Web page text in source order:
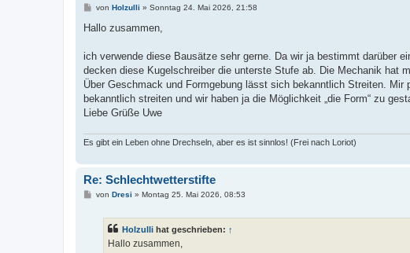
B
i
a
von Holzulli » Sonntag 24. Mai 2026, 21:58
Hallo zusammen,
ich verwende diese Bausätze sehr gerne. Da wir ja bestimmt darüber
decken diese Kugelschreiber die unterste Stufe ab. Die Mechanik hat
Über Geschmack und Formgebung lässt sich bekanntlich Streiten.
bekanntlich streiten und wir haben ja die Möglichkeit „die Form“ zu
Liebe Grüße Uwe
Es gibt ein Leben ohne Drechseln, aber es ist sinnlos! (Frei nach Loriot)
Re: Schlechtwetterstifte
Bvon Dresi » Montag 25. Mai 2026, 08:53
Holzulli hat geschrieben: ↑
Hallo zusammen,